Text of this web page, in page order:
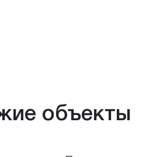
объекты